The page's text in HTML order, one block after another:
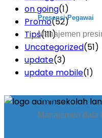
Presensi Pegawai
Manajemen
Kelas
Manajemen data
on going(1)
Promo(52)
Tips(111)
Uncategorized(51)
update(3)
update mobile(1)